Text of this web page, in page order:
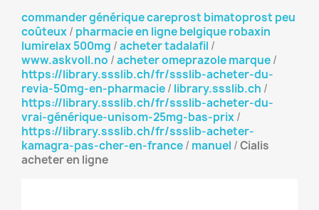
commander générique careprost bimatoprost peu
coûteux/ pharmacie en ligne belgique robaxin
lumirelax 500mg /acheter tadalafil /
www.askvoll.no /acheter omeprazole marque/
https://library.ssslib.ch/fr/ssslib-acheter-du-
revia-50mg-en-pharmacie/ library.ssslib.ch /
https://library.ssslib.ch/fr/ssslib-acheter-du-
vrai-générique-unisom-25mg-bas-prix/
https://library.ssslib.ch/fr/ssslib-acheter-
kamagra-pas-cher-en-france/ manuel /Cialis
acheter en ligne